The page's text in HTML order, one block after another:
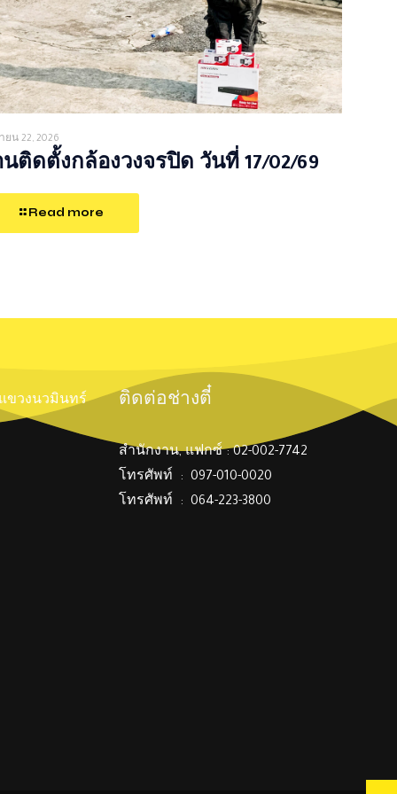
ยน 22, 2026
นติดตั้งกล้องวงจรปิด วันที่ 17/02/69
Read more
แขวงนวมินทร์ ติดต่อช่างตี๋
สำนักงาน, แฟกซ์ : 02-002-7742
โทรศัพท์ : 097-010-0020
โทรศัพท์ : 064-223-3800